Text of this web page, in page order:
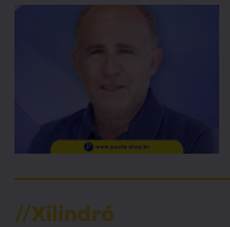
//Xilindró